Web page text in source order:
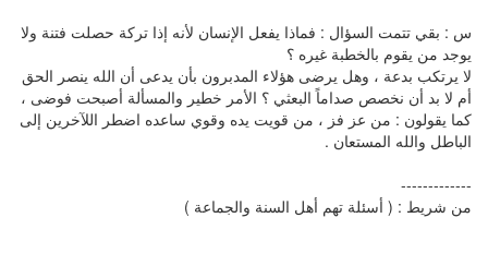
س : بقي تتمت السؤال : فماذا يفعل الإنسان لأنه إذا تركة حصلت فتنة ولا
يوجد من يقوم بالخطبة غيره ؟
لا يرتكب بدعة ، وهل يرضى هؤلاء المدبرون بأن يدعى أن الله ينصر الحق
أم لا بد أن نخصص صداماً البعثي ؟ الأمر خطير والمسألة أصبحت فوضى ،
كما يقولون : من عز فز ، من قويت يده وقوي ساعده اضطر اللآخرين إلى
الباطل والله المستعان .
-------------
من شريط : ( أسئلة تهم أهل السنة والجماعة )